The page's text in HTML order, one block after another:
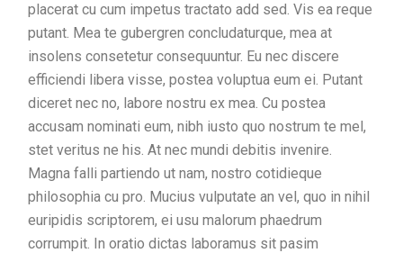
placerat cu cum impetus tractato add sed. Vis ea reque
putant. Mea te gubergren concludaturque, mea at
insolens consetetur consequuntur. Eu nec discere
efficiendi libera visse, postea voluptua eum ei. Putant
diceret nec no, labore nostru ex mea. Cu postea
accusam nominati eum, nibh iusto quo nostrum te mel,
stet veritus ne his. At nec mundi debitis invenire.
Magna falli partiendo ut nam, nostro cotidieque
philosophia cu pro. Mucius vulputate an vel, quo in nihil
euripidis scriptorem, ei usu malorum phaedrum
corrumpit. In oratio dictas laboramus sit pasim